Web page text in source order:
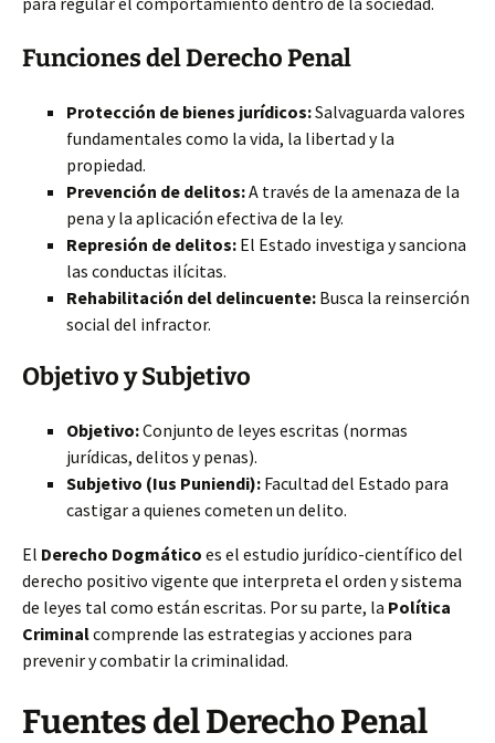
Funciones del Derecho Penal
Protección de bienes jurídicos:Salvaguarda valores
fundamentales como la vida, la libertad y la
propiedad.
Prevención de delitos:A través de la amenaza de la
pena y la aplicación efectiva de la ley.
Represión de delitos: El Estado investiga y sanciona
las conductas ilícitas.
Rehabilitación del delincuente: Busca la reinserción
social del infractor.
Objetivo y Subjetivo
Objetivo:Conjunto de leyes escritas (normas
jurídicas, delitos y penas).
Subjetivo (Ius Puniendi): Facultad del Estado para
castigar a quienes cometen un delito.
El Derecho Dogmático es el estudio jurídico-científico del
derecho positivo vigente que interpreta el orden y sistema
de leyes tal como están escritas. Por su parte, la Política
Criminalcomprende las estrategias y acciones para
prevenir y combatir la criminalidad.
Fuentes del Derecho Penal